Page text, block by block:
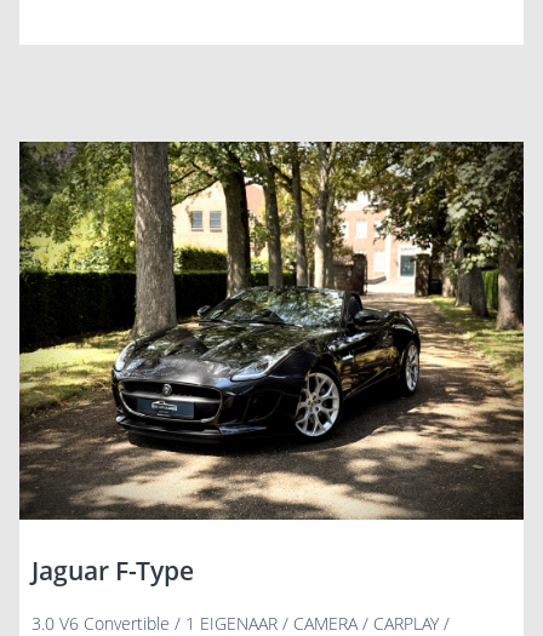
Jaguar F-Type
3.0 V6 Convertible / 1 EIGENAAR / CAMERA / CARPLAY /